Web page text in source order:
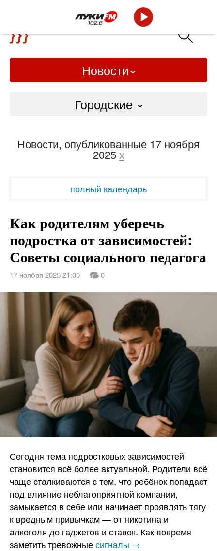
Новости
Городские
Слово Дело
Народные
ВТРК
Новости, опубликованные 17 ноября
2025 x
полный календарь
Как родителям уберечь
подростка от зависимостей:
Советы социального педагога
17 ноября 2025 21:00 0
Сегодня тема подростковых зависимостей
становится всё более актуальной. Родители всё
чаще сталкиваются с тем, что ребёнок попадает
под влияние неблагоприятной компании,
замыкается в себе или начинает проявлять тягу
к вредным привычкам — от никотина и
алкоголя до гаджетов и ставок. Как вовремя
заметить тревожныесигналы →